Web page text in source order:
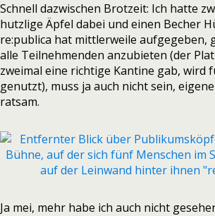
Schnell dazwischen Brotzeit: Ich hatte
hutzlige Äpfel dabei und einen Becher
re:publica hat mittlerweile aufgegeben,
alle Teilnehmenden anzubieten (der
zweimal eine richtige Kantine gab, wird
genutzt), muss ja auch nicht sein,
ratsam.
Ja mei, mehr habe ich auch nicht